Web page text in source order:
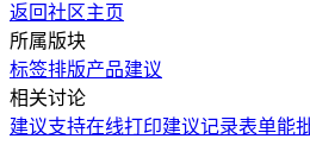
返回社区主页
所属版块
标签排版产品建议
相关讨论
建议支持在线打印建议记录表单能